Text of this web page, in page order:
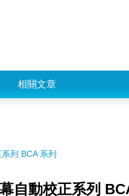
相關文章
列 BCA 系列
自動校正系列